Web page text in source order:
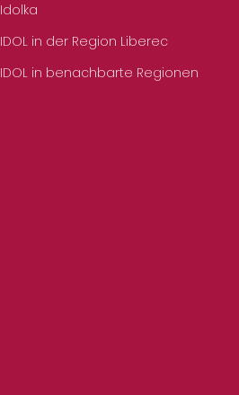
Idolka
IDOL in der Region Liberec
IDOL in benachbarte Regionen